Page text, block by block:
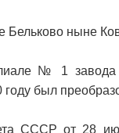
Бельково ныне
№ 1
был
СССР от 28